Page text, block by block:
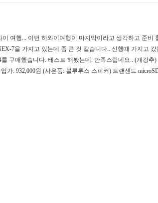
여행... 이번 하와이여행이 마지막이라고 생각하고 준비
7을 가지고 있는데 좀 큰 것 같습니다.. 신행때 가지고
구매했습니다. 테스트 해봤는데. 만족스럽네요.. (개강추)
: 932,000원 (사은품: 블루투스 스피커) 트랜센드